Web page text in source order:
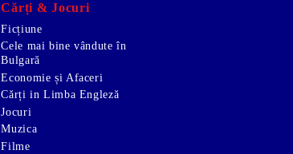
Cărți & Jocuri
Ficțiune
Cele mai bine vândute în
Bulgară
Economie și Afaceri
Cărți in Limba Engleză
Jocuri
Muzica
Filme